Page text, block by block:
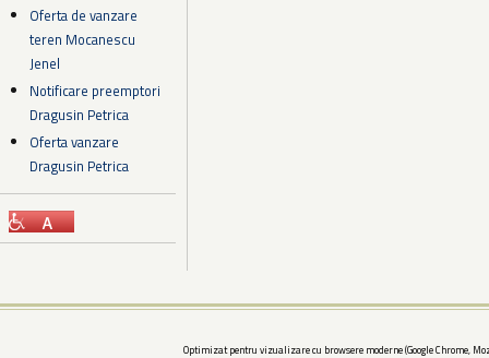
Oferta de vanzare
teren Mocanescu
Jenel
Notificare preemptori
Dragusin Petrica
Oferta vanzare
Dragusin Petrica
Optimizat pentru vizualizare cu browsere moderne (Google Chrome,